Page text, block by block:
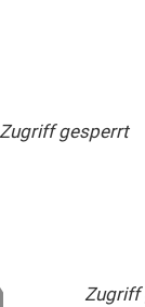
Zugriff gesperrt
Zugriff